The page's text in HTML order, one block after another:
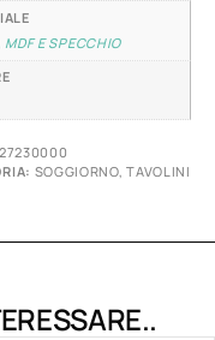
MDF E SPECCHIO
SOGGIORNO,TAVOLINI